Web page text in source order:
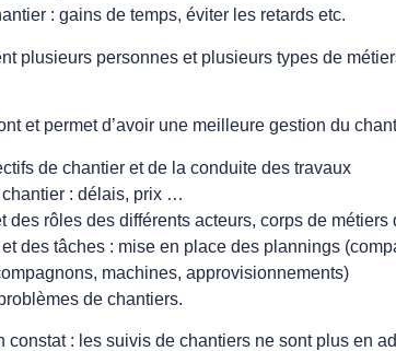
: gains de temps, éviter les retards etc.
plusieurs personnes et plusieurs types de
et permet d’avoir une meilleure gestion du
de chantier et de la conduite des travaux
: délais, prix …
des rôles des différents acteurs, corps de
des tâches : mise en place des plannings
machines, approvisionnements)
de chantiers.
constat : les suivis de chantiers ne sont plus en